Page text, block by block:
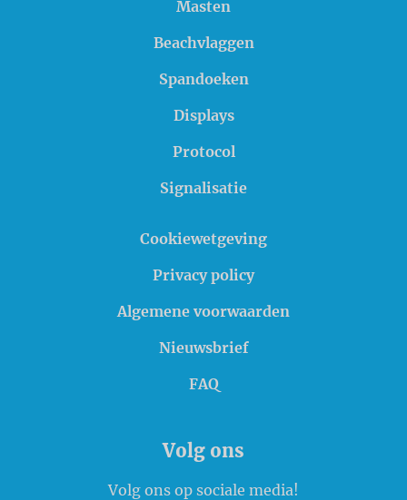
Masten
Beachvlaggen
Spandoeken
Displays
Protocol
Signalisatie
Cookiewetgeving
Privacy policy
Algemene voorwaarden
Nieuwsbrief
FAQ
Volg ons
Volg ons op sociale media!